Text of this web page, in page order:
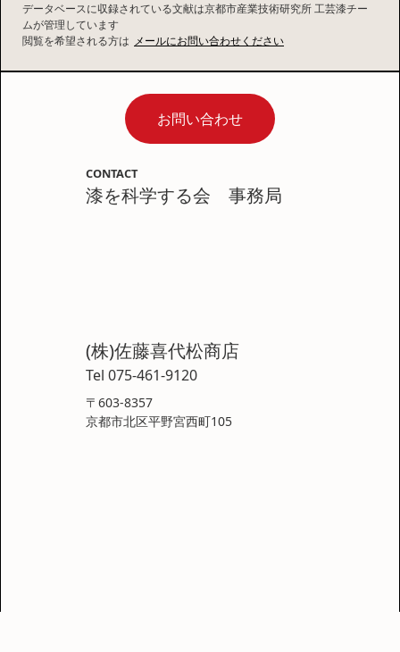
データベースに収録されている文献は京都市産業技術研究所 工芸漆チー
ムが管理しています
閲覧を希望される方は メールにお問い合わせください
お問い合わせ
CONTACT
漆を科学する会 事務局
(株)佐藤喜代松商店
Tel 075-461-9120
〒603-8357
京都市北区平野宮西町105